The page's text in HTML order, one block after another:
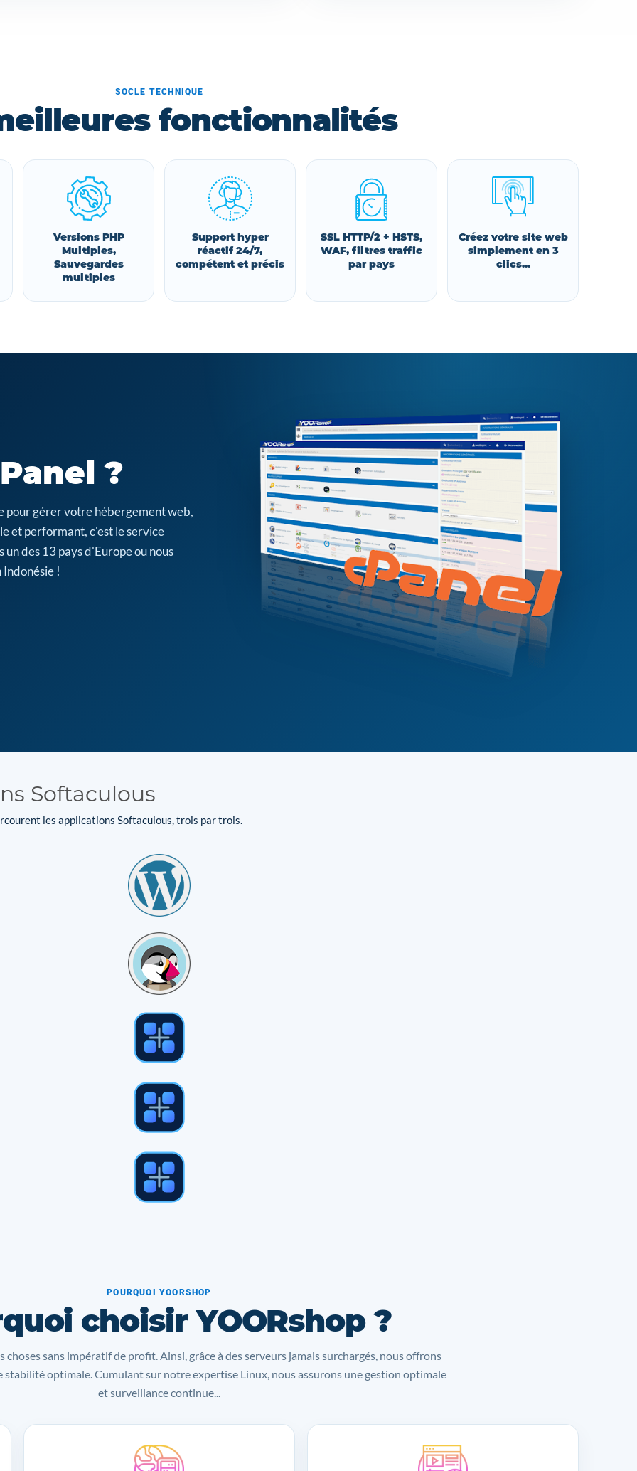
SOCLE TECHNIQUE
fonctionnalités
Versions PHP
Multiples,
Sauvegardes
multiples
Support hyper
réactif 24/7,
compétent et précis
SSL HTTP/2 + HSTS,
WAF, filtres traffic
par pays
Créez votre site web
simplement en 3
clics...
?
pour gérer votre hébergement web,
et performant, c'est le service
des 13 pays d'Europe ou nous
Indonésie !
Softaculous
les applications Softaculous, trois par trois.
POURQUOI YOORSHOP
choisir YOORshop ?
choses sans impératif de profit. Ainsi, grâce à des serveurs jamais surchargés, nous offrons
stabilité optimale. Cumulant sur notre expertise Linux, nous assurons une gestion optimale
et surveillance continue...